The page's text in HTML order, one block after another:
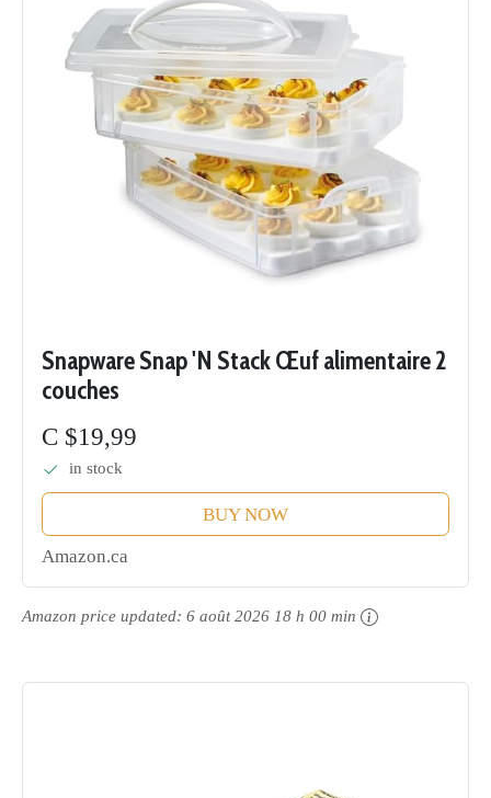
Snapware Snap 'N Stack Œuf alimentaire 2
couches
C $19,99
in stock
BUY NOW
Amazon.ca
Amazon price updated: 6 août 2026 18 h 00 min